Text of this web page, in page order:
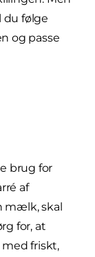
du følge
og passe
brug for
af
mælk, skal
for, at
friskt,